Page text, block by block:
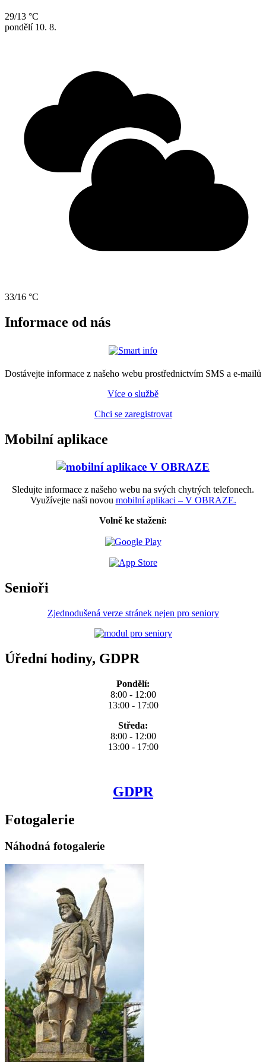
29/13 °C
pondělí 10. 8.
33/16 °C
Informace od nás
Dostávejte informace z našeho webu prostřednictvím SMS a e-mailů
Více o službě
Chci se zaregistrovat
Mobilní aplikace
Sledujte informace z našeho webu na svých chytrých telefonech.
Využívejte naši novou mobilní aplikaci – V OBRAZE.
Volně ke stažení:
Senioři
Zjednodušená verze stránek nejen pro seniory
Úřední hodiny, GDPR
Pondělí:
8:00 - 12:00
13:00 - 17:00
Středa:
8:00 - 12:00
13:00 - 17:00
GDPR
Fotogalerie
Náhodná fotogalerie